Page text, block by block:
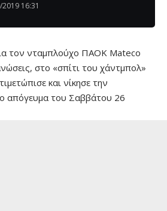
16:31
τον νταμπλούχο ΠΑΟΚ Mateco
στο «σπίτι του χάντμπολ»
και νίκησε την
απόγευμα του Σαββάτου 26